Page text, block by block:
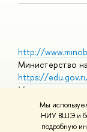
Мы
НИУ ВШЭ и
подробную
http://
Министерство
https://
Министерство
https://
Массовые